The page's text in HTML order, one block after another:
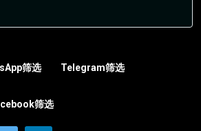
筛选 Telegram筛选
筛选